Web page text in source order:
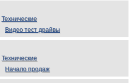
Технические
Видео тест драйвы
Технические
Начало продаж